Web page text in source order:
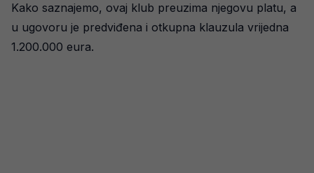
Kako saznajemo, ovaj klub preuzima njegovu platu, a
u ugovoru je predviđena i otkupna klauzula vrijedna
1.200.000 eura.